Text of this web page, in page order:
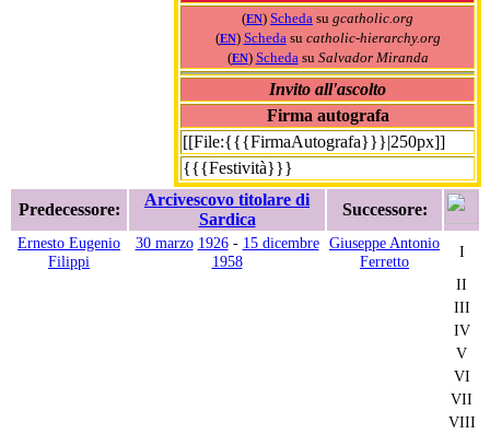
(EN) Scheda su gcatholic.org
(EN) Scheda su catholic-hierarchy.org
(EN) Scheda su Salvador Miranda
Invito all'ascolto
Firma autografa
[[File:{{{FirmaAutografa}}}|250px]]
{{{Festività}}}
Predecessore:
Arcivescovo titolare di
Sardica
Successore:
Ernesto Eugenio
Filippi
30 marzo 1926- 15 dicembre
1958
Giuseppe Antonio
Ferretto
I
II
III
IV
V
VI
VII
VIII